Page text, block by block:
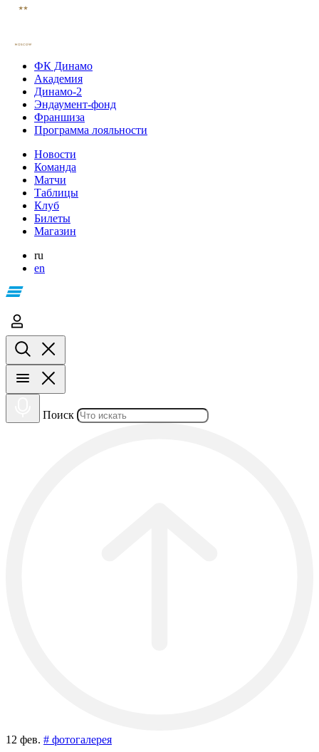
ФК Динамо
Академия
Динамо-2
Эндаумент-фонд
Франшиза
Программа лояльности
Новости
Команда
Матчи
Таблицы
Клуб
Билеты
Магазин
ru
en
Поиск
12 фев. # фотогалерея